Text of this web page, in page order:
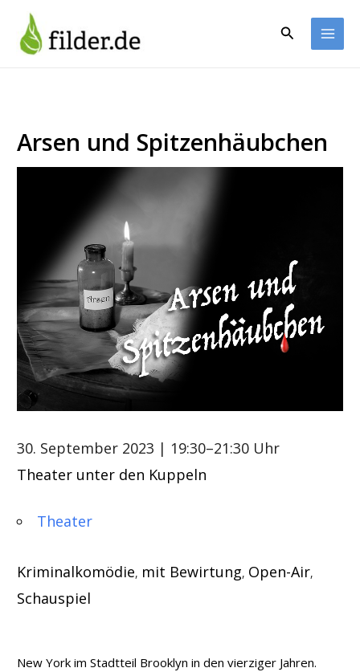
Inhalt
springen
Suchen
Arsen und Spitzenhäubchen
30. September 2023 | 19:30–21:30 Uhr
Theater unter den Kuppeln
Theater
Kriminalkomödie, mit Bewirtung, Open-Air,
Schauspiel
New York im Stadtteil Brooklyn in den vierziger Jahren.